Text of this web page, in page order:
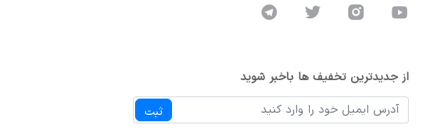
از جدیدترین تخفیف ها باخبر شوید
ثبت